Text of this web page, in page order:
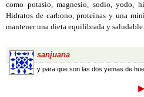
como potasio, magnesio, sodio, yodo,
Hidratos de carbono, proteínas y una
mantener una dieta equilibrada y saludable.
sanjuana
y para que son las dos yemas de